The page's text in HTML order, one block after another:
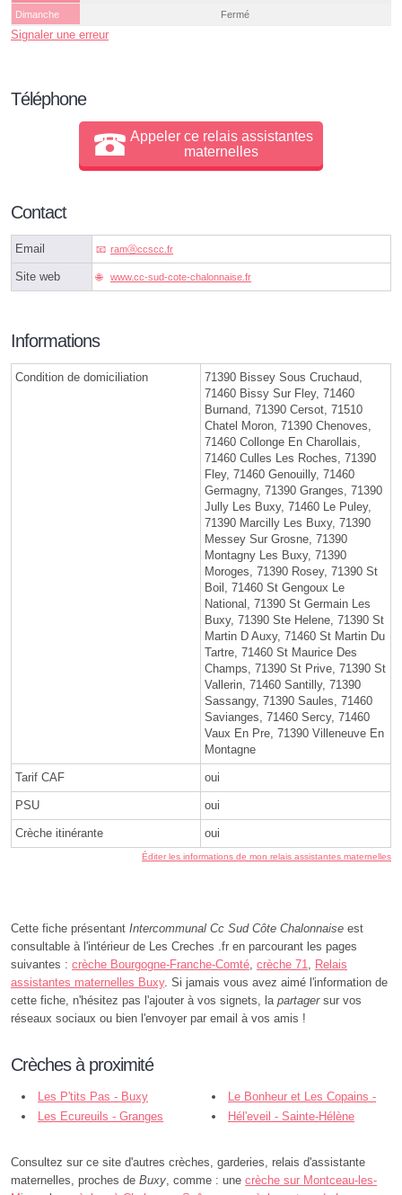
Dimanche
Fermé
Signaler une erreur
Téléphone
Appeler ce relais assistantes
maternelles
Contact
Email ramⓐccscc.fr
Site web www.cc-sud-cote-chalonnaise.fr
Informations
Condition de domiciliation
71390 Bissey Sous Cruchaud,
71460 Bissy Sur Fley, 71460
Burnand, 71390 Cersot, 71510
Chatel Moron, 71390 Chenoves,
71460 Collonge En Charollais,
71460 Culles Les Roches, 71390
Fley, 71460 Genouilly, 71460
Germagny, 71390 Granges, 71390
Jully Les Buxy, 71460 Le Puley,
71390 Marcilly Les Buxy, 71390
Messey Sur Grosne, 71390
Montagny Les Buxy, 71390
Moroges, 71390 Rosey, 71390 St
Boil, 71460 St Gengoux Le
National, 71390 St Germain Les
Buxy, 71390 Ste Helene, 71390 St
Martin D Auxy, 71460 St Martin Du
Tartre, 71460 St Maurice Des
Champs, 71390 St Prive, 71390 St
Vallerin, 71460 Santilly, 71390
Sassangy, 71390 Saules, 71460
Savianges, 71460 Sercy, 71460
Vaux En Pre, 71390 Villeneuve En
Montagne
Tarif CAF oui
PSU oui
Crèche itinérante oui
Éditer les informations de mon relais assistantes maternelles
Cette fiche présentant Intercommunal Cc Sud Côte Chalonnaise est
consultable à l'intérieur de Les Creches .fr en parcourant les pages
suivantes : crèche Bourgogne-Franche-Comté, crèche 71, Relais
assistantes maternelles Buxy. Si jamais vous avez aimé l'information de
cette fiche, n'hésitez pas l'ajouter à vos signets, la partagersur vos
réseaux sociaux ou bien l'envoyer par email à vos amis !
Crèches à proximité
Les P'tits Pas - Buxy
Le Bonheur et Les Copains -
Granges
Les Ecureuils - Granges Hél'eveil - Sainte-Hélène
Consultez sur ce site d'autres crèches, garderies, relais d'assistante
maternelles, proches de Buxy, comme : une crèche sur Montceau-les-